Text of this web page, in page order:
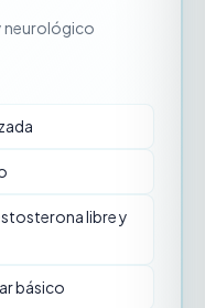
neurológico
libre y
básico